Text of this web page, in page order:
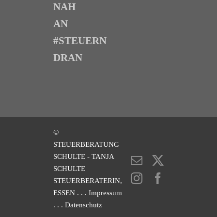
NAH
AN
#STEUERN
DRAN
©
STEUERBERATUNG
SCHULTE - TANJA
SCHULTE
STEUERBERATERIN,
ESSEN . . . Impressum
. . . Datenschutz
E-
Mail
Instagram